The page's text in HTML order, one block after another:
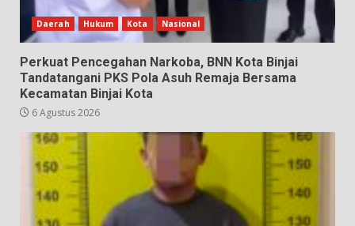
Daerah Hukum Kota Nasional
Perkuat Pencegahan Narkoba, BNN Kota Binjai
Tandatangani PKS Pola Asuh Remaja Bersama
Kecamatan Binjai Kota
6 Agustus 2026